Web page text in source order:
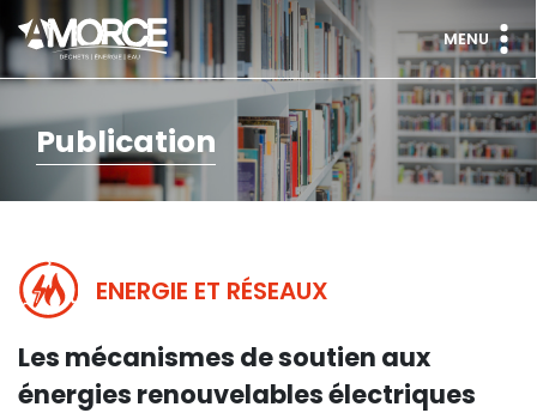
MENU
Publication
ENERGIE ET RÉSEAUX
Les mécanismes de soutien aux
énergies renouvelables électriques